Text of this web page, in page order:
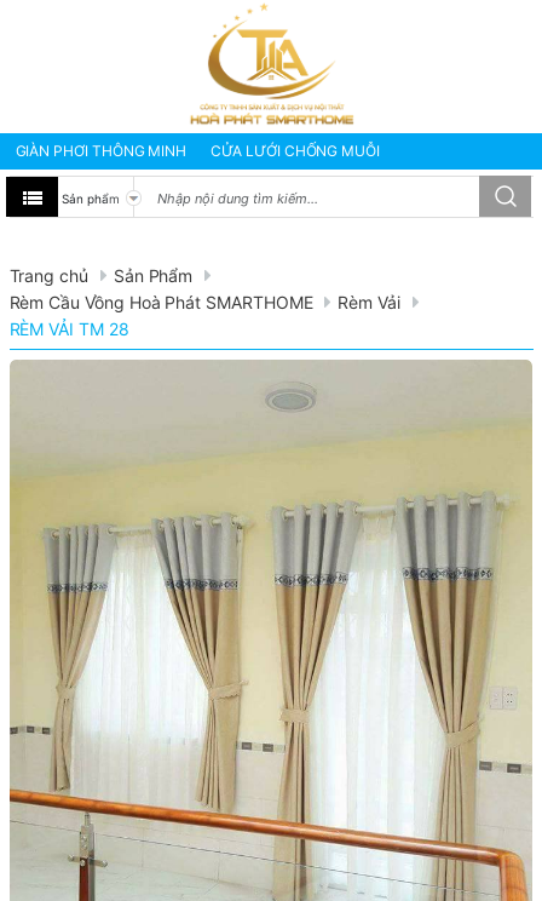
GIÀN PHƠI THÔNG MINH
CỬA LƯỚI CHỐNG MUỖI
BẠT CHE NẮNG MƯA
TƯ VẤN - SỬA CHỮA
GIÀN PHƠI THÔNG MINH HÒA PHÁT
GIÀN PHƠI THÔNG MINH NHẬP KHẨU HÀN QUỐC
Giàn Phơi Gắn Tường
Trang chủ
Sản Phẩm
Rèm Cầu Vồng Hoà Phát SMARTHOME
Rèm Vải
RÈM VẢI TM 28